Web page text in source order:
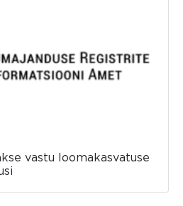
vastu loomakasvatuse